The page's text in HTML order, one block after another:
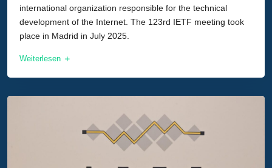
international organization responsible for the technical
development of the Internet. The 123rd IETF meeting took
place in Madrid in July 2025.
Weiterlesen